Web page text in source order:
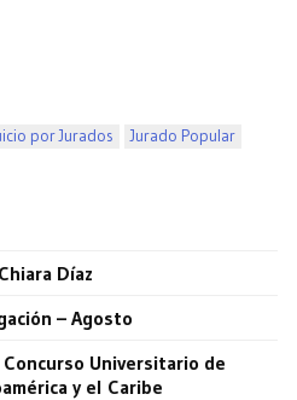
por Jurados Jurado Popular
Díaz
– Agosto
Universitario de
y el Caribe